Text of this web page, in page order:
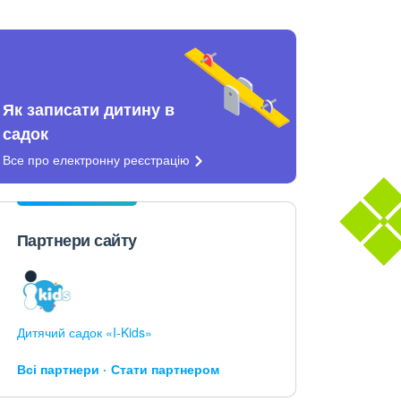
Як записати дитину в
садок
Все про електронну реєстрацію
Партнери сайту
Дитячий садок «I-Kids»
Всі партнери Стати партнером